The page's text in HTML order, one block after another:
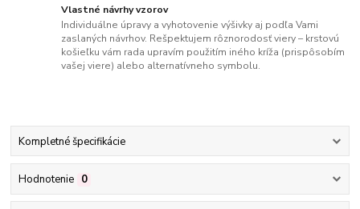
Vlastné návrhy vzorov
Individuálne úpravy a vyhotovenie výšivky aj podľa Vami
zaslaných návrhov. Rešpektujem rôznorodosť viery – krstovú
košieľku vám rada upravím použitím iného kríža (prispôsobím
vašej viere) alebo alternatívneho symbolu.
Kompletné špecifikácie
Hodnotenie 0